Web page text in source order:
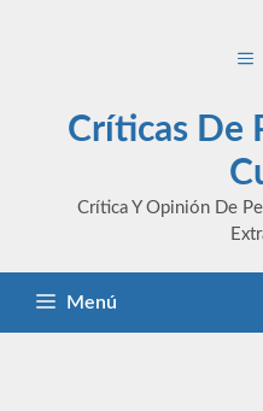
Críticas De
Crítica Y Opinión De
Menú